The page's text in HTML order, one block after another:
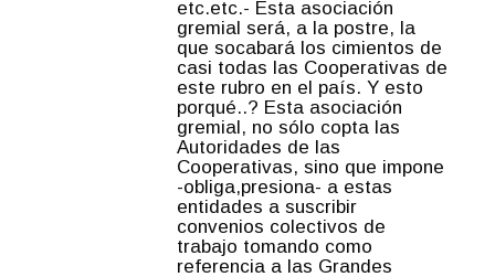
etc.etc.- Esta asociación
gremial será, a la postre, la
que socabará los cimientos de
casi todas las Cooperativas de
este rubro en el país. Y esto
porqué..? Esta asociación
gremial, no sólo copta las
Autoridades de las
Cooperativas, sino que impone
-obliga,presiona- a estas
entidades a suscribir
convenios colectivos de
trabajo tomando como
referencia a las Grandes